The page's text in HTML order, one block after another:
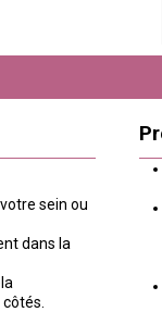
sein ou
dans la